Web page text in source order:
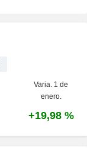
Varia. 1 de
enero.
+19,98 %